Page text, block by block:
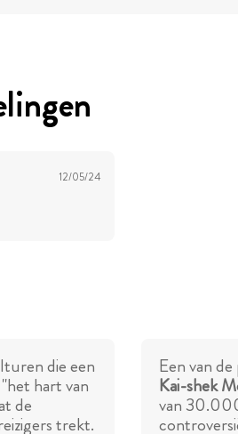
12/05/24
die een
hart van
de
trekt.
Een van de
Kai-shek
van